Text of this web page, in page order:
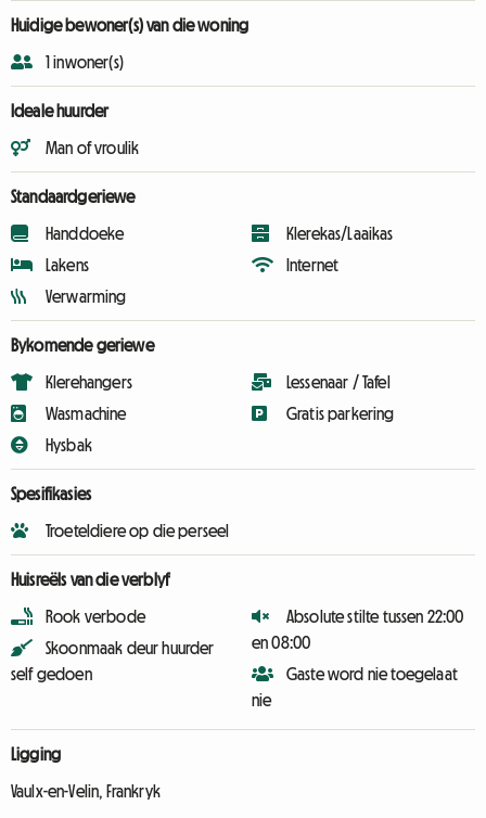
Huidige bewoner(s) van die woning
1 inwoner(s)
Ideale huurder
Man of vroulik
Standaardgeriewe
Handdoeke
Lakens
Verwarming
Klerekas/Laaikas
Internet
Bykomende geriewe
Klerehangers
Wasmachine
Hysbak
Lessenaar / Tafel
Gratis parkering
Spesifikasies
Troeteldiere op die perseel
Huisreëls van die verblyf
Rook verbode
Skoonmaak deur huurder
self gedoen
Absolute stilte tussen 22:00
en 08:00
Gaste word nie toegelaat
nie
Ligging
Vaulx-en-Velin, Frankryk